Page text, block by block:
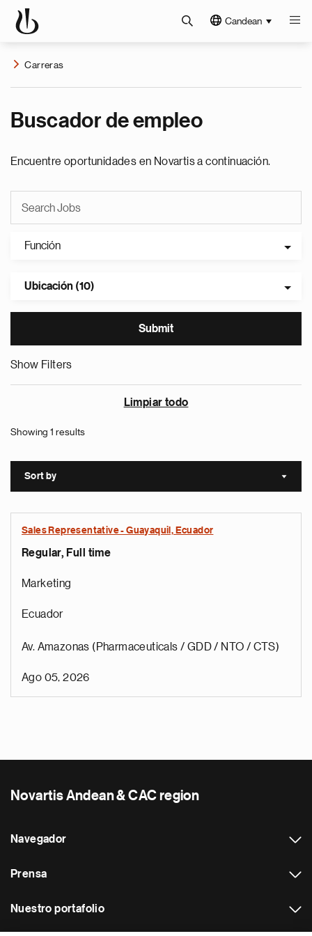
Candean
Carreras
Buscador de empleo
Encuentre oportunidades en Novartis a continuación.
Función
Ubicación (10)
Show Filters
Limpiar todo
Showing 1 results
Sort by Sort
Sales Representative - Guayaquil, Ecuador
Regular, Full time
Marketing
Ecuador
Av. Amazonas (Pharmaceuticals / GDD / NTO / CTS)
Ago 05, 2026
Novartis Andean & CAC region
Navegador
Prensa
Nuestro portafolio